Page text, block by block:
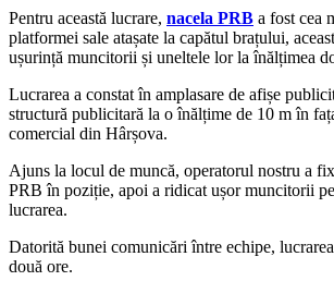
Pentru această lucrare, nacela PRB a fost cea
platformei sale atașate la capătul brațului,
ușurință muncitorii și uneltele lor la înălțimea
Lucrarea a constat în amplasare de afișe
structură publicitară la o înălțime de 10 m în
comercial din Hârșova.
Ajuns la locul de muncă, operatorul nostru a
PRB în poziție, apoi a ridicat ușor muncitorii
lucrarea.
Datorită bunei comunicări între echipe,
două ore.